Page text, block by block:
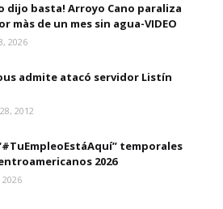
dijo basta! Arroyo Cano paraliza
màs de un mes sin agua-VIDEO
2026
admite atacó servidor Listín
2012
temporales
2026